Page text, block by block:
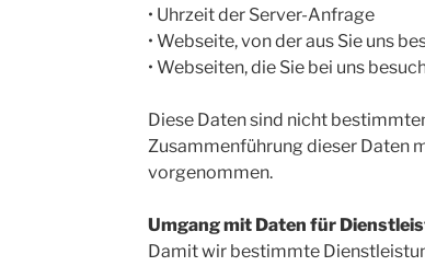
• Uhrzeit der Server-Anfrage
• Webseite, von der aus Sie uns
• Webseiten, die Sie bei uns
Diese Daten sind nicht
Zusammenführung dieser Daten
vorgenommen.
Umgang mit Daten für
Damit wir bestimmte